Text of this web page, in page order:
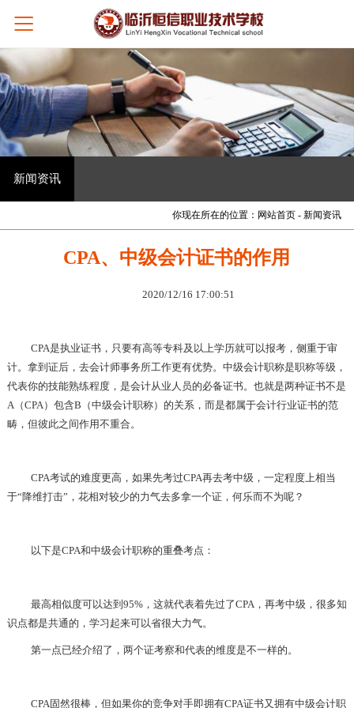
新闻资讯
你现在所在的位置： 网站首页 - 新闻资讯
CPA、中级会计证书的作用
2020/12/16 17:00:51
CPA是执业证书，只要有高等专科及以上学历就可以报考，侧重于审
计。拿到证后，去会计师事务所工作更有优势。中级会计职称是职称等级，
代表你的技能熟练程度，是会计从业人员的必备证书。也就是两种证书不是
A（CPA）包含B（中级会计职称）的关系，而是都属于会计行业证书的范
畴，但彼此之间作用不重合。
CPA考试的难度更高，如果先考过CPA再去考中级，一定程度上相当
于“降维打击”，花相对较少的力气去多拿一个证，何乐而不为呢？
以下是CPA和中级会计职称的重叠考点：
最高相似度可以达到95%，这就代表着先过了CPA，再考中级，很多知
识点都是共通的，学习起来可以省很大力气。
第一点已经介绍了，两个证考察和代表的维度是不一样的。
CPA固然很棒，但如果你的竞争对手即拥有CPA证书又拥有中级会计职